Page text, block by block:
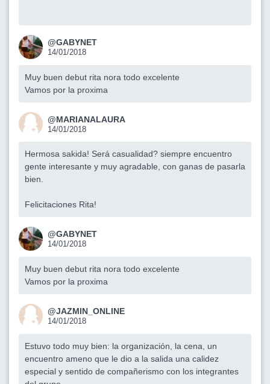
@GABYNET
14/01/2018
Muy buen debut rita nora todo excelente
Vamos por la proxima
@MARIANALAURA
14/01/2018
Hermosa sakida! Será casualidad? siempre encuentro
gente interesante y muy agradable, con ganas de pasarla
bien.
Felicitaciones Rita!
@GABYNET
14/01/2018
Muy buen debut rita nora todo excelente
Vamos por la proxima
@JAZMIN_ONLINE
14/01/2018
Estuvo todo muy bien: la organización, la cena, un
encuentro ameno que le dio a la salida una calidez
especial y sentido de compañerismo con los integrantes